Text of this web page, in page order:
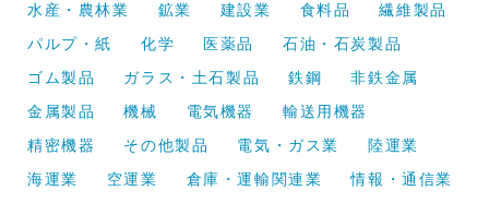
水産・農林業 鉱業 建設業 食料品
繊維製品
パルプ・紙
化学 医薬品
石油・石炭製品
ゴム製品
ガラス・土石製品 鉄鋼
非鉄金属
金属製品
機械 電気機器
輸送用機器
精密機器
その他製品 電気・ガス業
陸運業
海運業
空運業 倉庫・運輸関連業
情報・通信業